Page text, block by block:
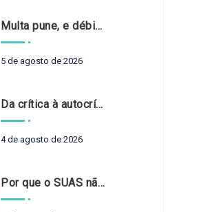
Multa pune, e débito recompõe. § 3º do art. 71 da Constituição: um problema de legística formal
5 de agosto de 2026
Da crítica à autocrítica: Tribunais de Contas sob um novo olhar?
4 de agosto de 2026
Por que o SUAS não pode esperar?